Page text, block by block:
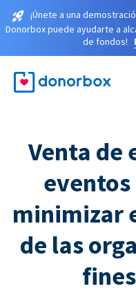
¡Únete a una
Donorbox puede ayudarte a
de fondos!
Venta de
minimizar
de las